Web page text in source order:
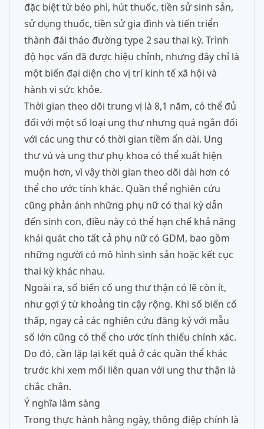
đặc biệt từ béo phì, hút thuốc, tiền sử sinh sản,
sử dụng thuốc, tiền sử gia đình và tiến triển
thành đái tháo đường type 2 sau thai kỳ. Trình
độ học vấn đã được hiệu chỉnh, nhưng đây chỉ là
một biến đại diện cho vị trí kinh tế xã hội và
hành vi sức khỏe.
Thời gian theo dõi trung vị là 8,1 năm, có thể đủ
đối với một số loại ung thư nhưng quá ngắn đối
với các ung thư có thời gian tiềm ẩn dài. Ung
thư vú và ung thư phụ khoa có thể xuất hiện
muộn hơn, vì vậy thời gian theo dõi dài hơn có
thể cho ước tính khác. Quần thể nghiên cứu
cũng phản ánh những phụ nữ có thai kỳ dẫn
đến sinh con, điều này có thể hạn chế khả năng
khái quát cho tất cả phụ nữ có GDM, bao gồm
những người có mô hình sinh sản hoặc kết cục
thai kỳ khác nhau.
Ngoài ra, số biến cố ung thư thận có lẽ còn ít,
như gợi ý từ khoảng tin cậy rộng. Khi số biến cố
thấp, ngay cả các nghiên cứu đăng ký với mẫu
số lớn cũng có thể cho ước tính thiếu chính xác.
Do đó, cần lặp lại kết quả ở các quần thể khác
trước khi xem mối liên quan với ung thư thận là
chắc chắn.
Ý nghĩa lâm sàng
Trong thực hành hằng ngày, thông điệp chính là